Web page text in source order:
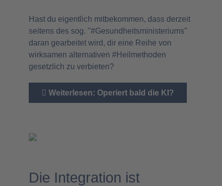
Hast du eigentlich mitbekommen, dass derzeit
seitens des sog. "#Gesundheitsministeriums"
daran gearbeitet wird, dir eine Reihe von
wirksamen alternativen #Heilmethoden
gesetzlich zu verbieten?
Weiterlesen: Operiert bald die KI?
Die Integration ist